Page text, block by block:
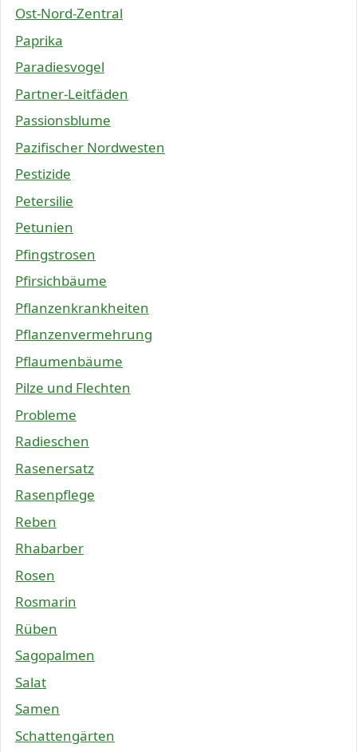
Ost-Nord-Zentral
Paprika
Paradiesvogel
Partner-Leitfäden
Passionsblume
Pazifischer Nordwesten
Pestizide
Petersilie
Petunien
Pfingstrosen
Pfirsichbäume
Pflanzenkrankheiten
Pflanzenvermehrung
Pflaumenbäume
Pilze und Flechten
Probleme
Radieschen
Rasenersatz
Rasenpflege
Reben
Rhabarber
Rosen
Rosmarin
Rüben
Sagopalmen
Salat
Samen
Schattengärten